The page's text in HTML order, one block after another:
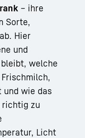
– ihre
Sorte,
Hier
und
welche
und wie das
zu
Licht